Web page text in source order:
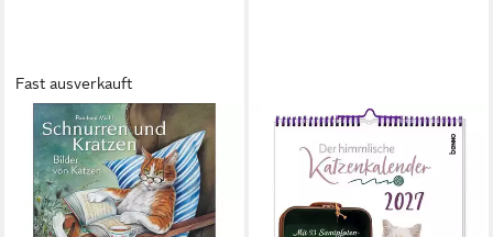
Fast ausverkauft
Wandkalender Schnurren und
Kratzen - Bilder von Katzen
Kalender 2027
ab 24,30 €
lieferbar - in 2-3 Werktagen bei dir
ST. BENNO VERLAG
Wandkalender Der himmlische
Katzenkalender 2027
ab 14,95 €
lieferbar - in 3-4 Werktagen bei dir